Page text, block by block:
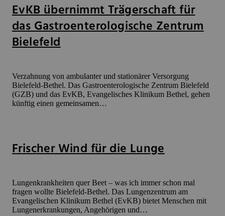
EvKB übernimmt Trägerschaft für
das Gastroenterologische Zentrum
Bielefeld
Verzahnung von ambulanter und stationärer Versorgung
Bielefeld-Bethel. Das Gastroenterologische Zentrum Bielefeld
(GZB) und das EvKB, Evangelisches Klinikum Bethel, gehen
künftig einen gemeinsamen…
Frischer Wind für die Lunge
Lungenkrankheiten quer Beet – was ich immer schon mal
fragen wollte Bielefeld-Bethel. Das Lungenzentrum am
Evangelischen Klinikum Bethel (EvKB) bietet Menschen mit
Lungenerkrankungen, Angehörigen und…